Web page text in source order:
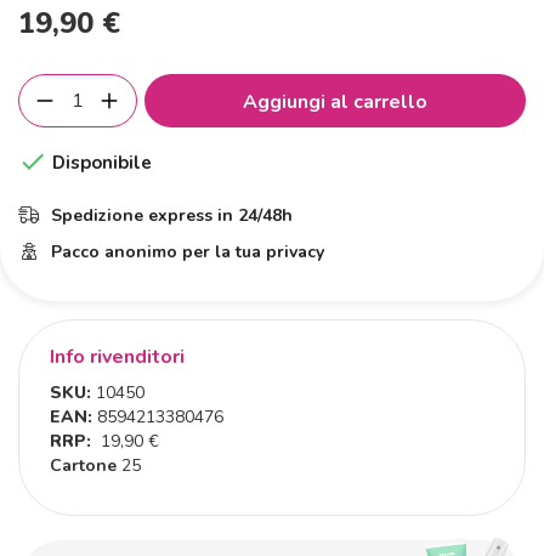
19,90 €
Aggiungi al carrello
 Disponibile
Spedizione express in 24/48h
Pacco anonimo per la tua privacy
Info rivenditori
SKU: 10450
EAN: 8594213380476
RRP: 19,90 €
Cartone 25